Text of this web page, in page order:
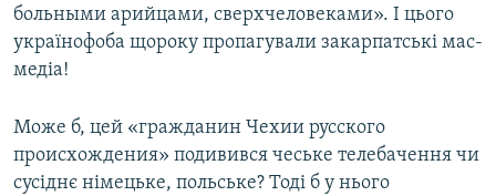
больными арийцами, сверхчеловеками». І цього
українофоба щороку пропагували закарпатські мас-
медіа!
Може б, цей «гражданин Чехии русского
происхождения» подивився чеське телебачення чи
сусіднє німецьке, польське? Тоді б у нього